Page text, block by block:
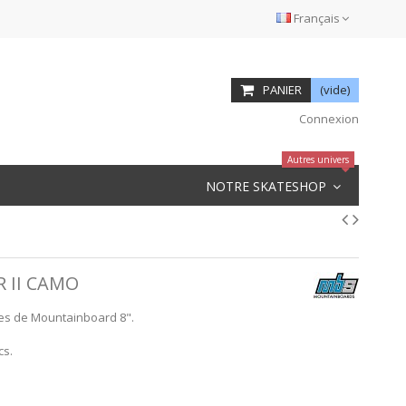
Français
PANIER
(vide)
Connexion
NOTRE SKATESHOP
Autres univers
II CAMO
de Mountainboard 8".